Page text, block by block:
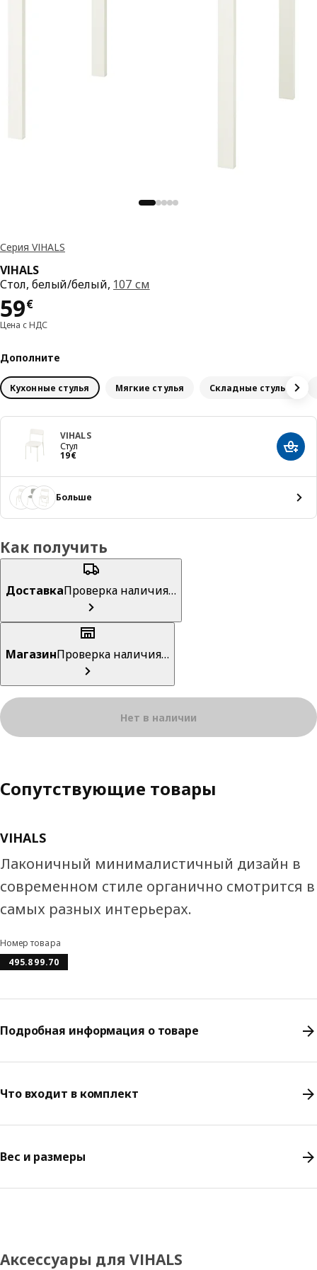
Серия VIHALS
VIHALS
Стол, белый/белый, 107 см
59€
Цена 59€
Цена с НДС
Дополните
Кухонные стулья Мягкие стулья Складные стулья
VIHALS
Стул
19€
Цена 19€
Больше
Как получить
ДоставкаПроверка наличия…
МагазинПроверка наличия…
Нет в наличии
Сопутствующие товары
VIHALS
Лаконичный минималистичный дизайн в
современном стиле органично смотрится в
самых разных интерьерах.
Номер товара
495.899.70
Подробная информация о товаре
Что входит в комплект
Вес и размеры
Аксессуары для VIHALS